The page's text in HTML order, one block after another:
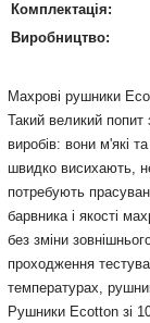
Комплектація:
Виробництво:
Махрові рушники
Такий великий
виробів: вони м'які
швидко висихають,
потребують
барвника і якості
без зміни
проходження
температурах,
Рушники Ecotton зі